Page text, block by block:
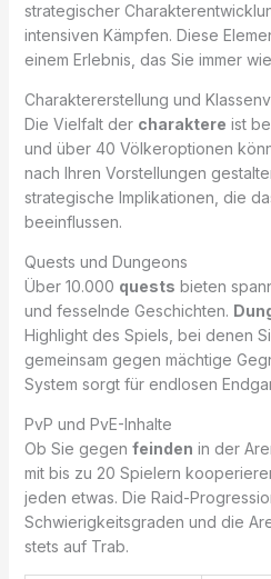
strategischer
intensiven Kämpfen. Diese
einem Erlebnis, das Sie immer
Charaktererstellung und
Die Vielfalt der charaktere ist
und über 40 Völkeroptionen
nach Ihren Vorstellungen
strategische Implikationen, die
beeinflussen.
Quests und Dungeons
Über 10.000 quests bieten
und fesselnde Geschichten.
Highlight des Spiels, bei denen
gemeinsam gegen mächtige
System sorgt für endlosen
PvP und PvE-Inhalte
Ob Sie gegen feinden in der
mit bis zu 20 Spielern
jeden etwas. Die Raid-
Schwierigkeitsgraden und die
stets auf Trab.